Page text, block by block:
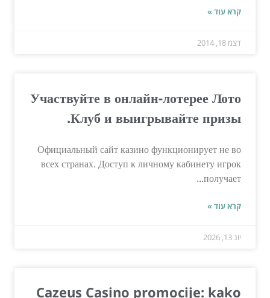
קרא עוד »
דצמ 18, 2014
Участвуйте в онлайн-лотерее Лото
Клуб и выигрывайте призы.
Официальный сайт казино функционирует не во
всех странах. Доступ к личному кабинету игрок
получает...
קרא עוד »
יונ 13, 2026
Cazeus Casino promocije: kako